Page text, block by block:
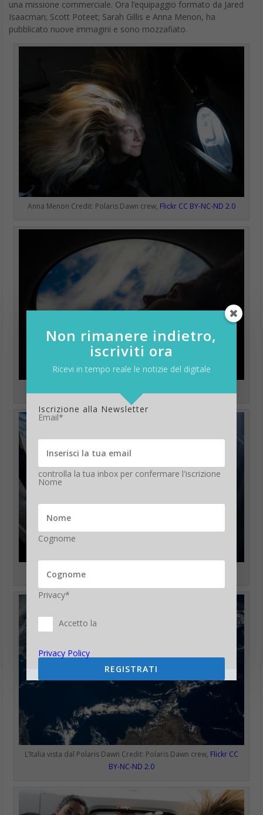
una missione commerciale. Ora l’equipaggio formato da Jared
Isaacman; Scott Poteet; Sarah Gillis e Anna Menon, ha
pubblicato nuove immagini e sono mozzafiato.
Anna Menon Credit: Polaris Dawn crew, Flickr CC BY-NC-ND 2.0
Credit: Polaris Dawn crew,
L’Italia vista dal Polaris Dawn Credit: Polaris Dawn crew, Flickr CC
BY-NC-ND 2.0
Non rimanere indietro,
iscriviti ora
Ricevi in tempo reale le notizie del digitale
Iscrizione alla Newsletter
Email*
controlla la tua inbox per confermare l'iscrizione
Nome
Cognome
Privacy*
Accetto la
Privacy Policy
REGISTRATI